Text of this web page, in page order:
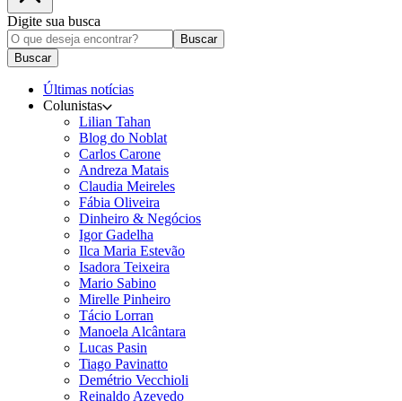
Digite sua busca
Buscar
Buscar
Últimas notícias
Colunistas
Lilian Tahan
Blog do Noblat
Carlos Carone
Andreza Matais
Claudia Meireles
Fábia Oliveira
Dinheiro & Negócios
Igor Gadelha
Ilca Maria Estevão
Isadora Teixeira
Mario Sabino
Mirelle Pinheiro
Tácio Lorran
Manoela Alcântara
Lucas Pasin
Tiago Pavinatto
Demétrio Vecchioli
Reinaldo Azevedo